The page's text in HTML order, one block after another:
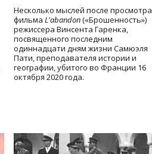
Несколько мыслей после просмотра
фильма L'abandon(«Брошенность»)
режиссера Винсента Гаренка,
посвященного последним
одиннадцати дням жизни Самюэля
Пати, преподавателя истории и
географии, убитого во Франции 16
октября 2020 года.